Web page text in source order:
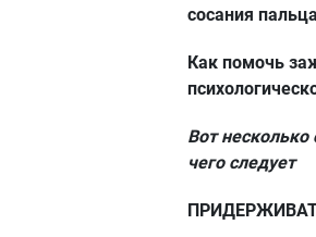
сосания
Как помочь
Вот несколько
чего следует